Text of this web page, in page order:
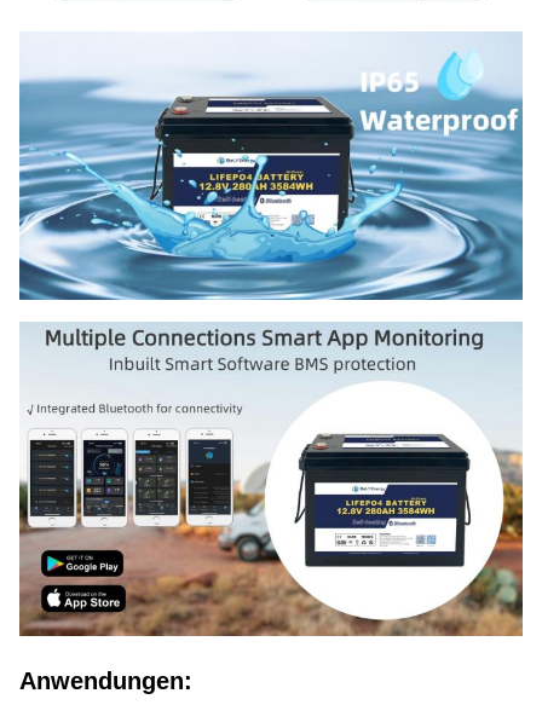
Anwendungen: